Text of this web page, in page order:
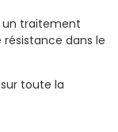
un traitement
dans le
toute la